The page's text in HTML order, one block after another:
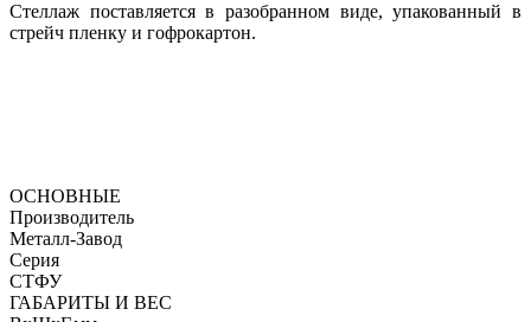
Стеллаж поставляется в разобранном виде, упакованный в
стрейч пленку и гофрокартон.
ОСНОВНЫЕ
Производитель
Металл-Завод
Серия
СТФУ
ГАБАРИТЫ И ВЕС